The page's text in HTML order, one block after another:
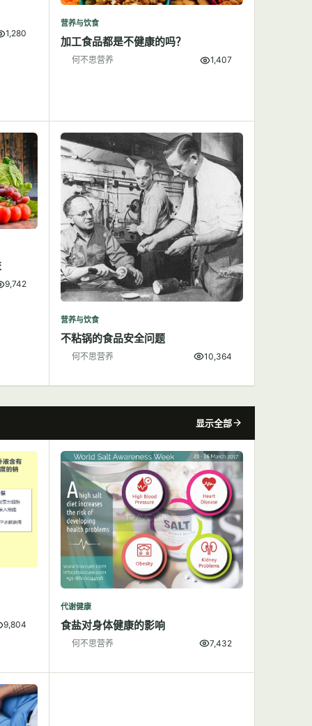
1,280
营养与饮食
加工食品都是不健康的吗？
何不思营养 1,407
9,742
营养与饮食
不粘锅的食品安全问题
何不思营养 10,364
显示全部
9,804
代谢健康
食盐对身体健康的影响
何不思营养 7,432